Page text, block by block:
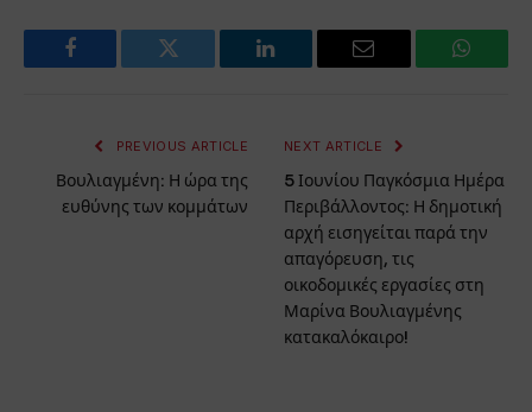
Facebook Twitter LinkedIn Email
PREVIOUS ARTICLE
Βουλιαγμένη: Η ώρα της
ευθύνης των κομμάτων
NEXT ARTICLE
5 Ιουνίου Παγκόσμια Ημέρα
Περιβάλλοντος: Η δημοτική
αρχή εισηγείται παρά την
απαγόρευση, τις
οικοδομικές εργασίες στη
Μαρίνα Βουλιαγμένης
κατακαλόκαιρο!